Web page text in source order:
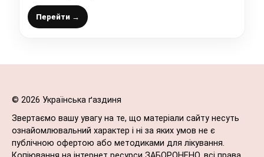
Перейти →
© 2026 Українська ґаздиня
Звертаємо вашу увагу на те, що матеріали сайту несуть
ознайомлювальний характер і ні за яких умов не є
публічною офертою або методиками для лікування.